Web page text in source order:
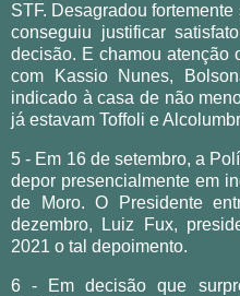
STF. Desagradou
conseguiu justificar
decisão. E chamou atenção
com Kassio Nunes,
indicado à casa de não
já estavam Toffoli e
5 - Em 16 de setembro, a
depor presencialmente em
de Moro. O Presidente
dezembro, Luiz Fux,
2021 o tal depoimento.
6 - Em decisão que